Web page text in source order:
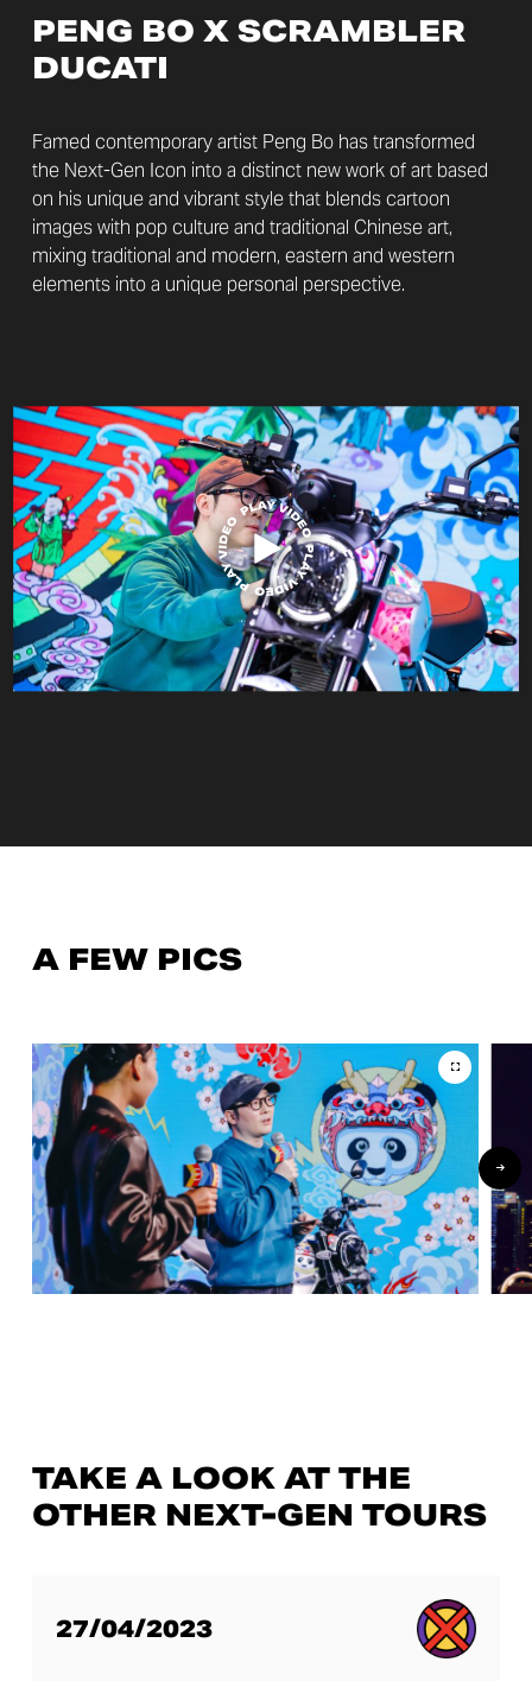
PENG BO X SCRAMBLER
DUCATI
Famed contemporary artist Peng Bo has transformed
the Next-Gen Icon into a distinct new work of art based
on his unique and vibrant style that blends cartoon
images with pop culture and traditional Chinese art,
mixing traditional and modern, eastern and western
elements into a unique personal perspective.
A FEW PICS
TAKE A LOOK AT THE
OTHER NEXT-GEN TOURS
27/04/2023